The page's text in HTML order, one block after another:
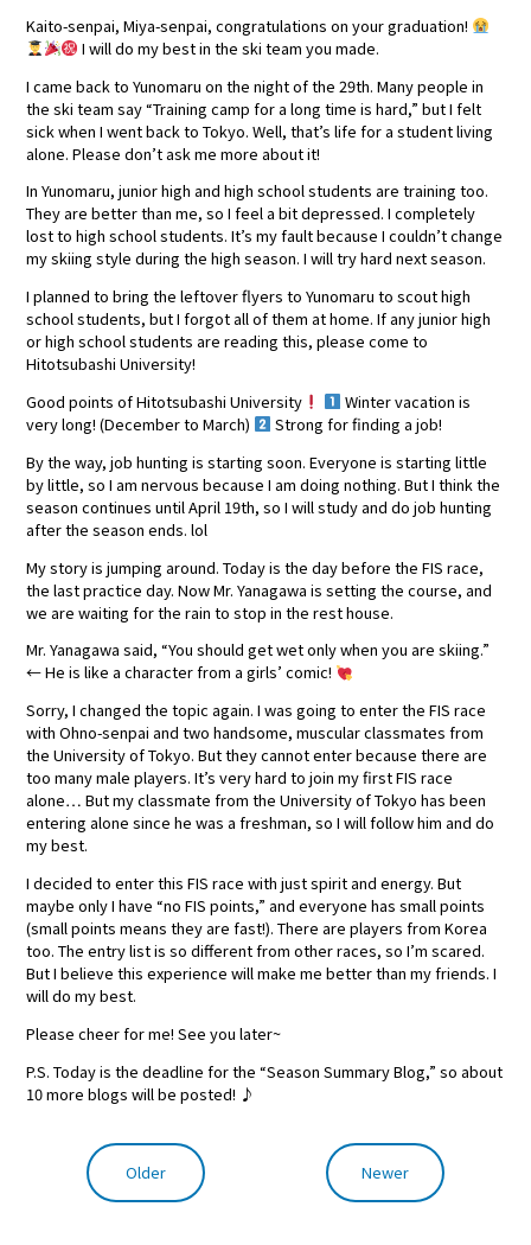
Kaito-senpai, Miya-senpai, congratulations on your graduation!
I will do my best in the ski team you made.
I came back to Yunomaru on the night of the 29th. Many people in
the ski team say “Training camp for a long time is hard,” but I felt
sick when I went back to Tokyo. Well, that’s life for a student living
alone. Please don’t ask me more about it!
In Yunomaru, junior high and high school students are training too.
They are better than me, so I feel a bit depressed. I completely
lost to high school students. It’s my fault because I couldn’t change
my skiing style during the high season. I will try hard next season.
I planned to bring the leftover flyers to Yunomaru to scout high
school students, but I forgot all of them at home. If any junior high
or high school students are reading this, please come to
Hitotsubashi University!
Good points of Hitotsubashi University
Winter vacation is
very long! (December to March)
Strong for finding a job!
By the way, job hunting is starting soon. Everyone is starting little
by little, so I am nervous because I am doing nothing. But I think the
season continues until April 19th, so I will study and do job hunting
after the season ends. lol
My story is jumping around. Today is the day before the FIS race,
the last practice day. Now Mr. Yanagawa is setting the course, and
we are waiting for the rain to stop in the rest house.
Mr. Yanagawa said, “You should get wet only when you are skiing.”
← He is like a character from a girls’ comic!
Sorry, I changed the topic again. I was going to enter the FIS race
with Ohno-senpai and two handsome, muscular classmates from
the University of Tokyo. But they cannot enter because there are
too many male players. It’s very hard to join my first FIS race
alone… But my classmate from the University of Tokyo has been
entering alone since he was a freshman, so I will follow him and do
my best.
I decided to enter this FIS race with just spirit and energy. But
maybe only I have “no FIS points,” and everyone has small points
(small points means they are fast!). There are players from Korea
too. The entry list is so different from other races, so I’m scared.
But I believe this experience will make me better than my friends. I
will do my best.
Please cheer for me! See you later~
P.S. Today is the deadline for the “Season Summary Blog,” so about
10 more blogs will be posted! ♪
Older Newer